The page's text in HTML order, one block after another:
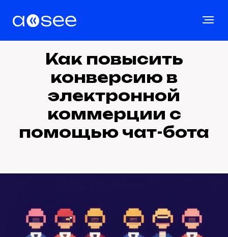
Как повысить
конверсию в
электронной
коммерции с
помощью чат-бота